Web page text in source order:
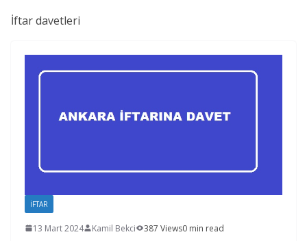
İftar davetleri
İFTAR
13 Mart 2024 Kamil Bekci 387 Views0 min read